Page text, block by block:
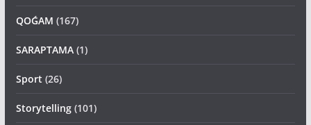
QOǴAM (167)
SARAPTAMA(1)
Sport (26)
Storytelling(101)